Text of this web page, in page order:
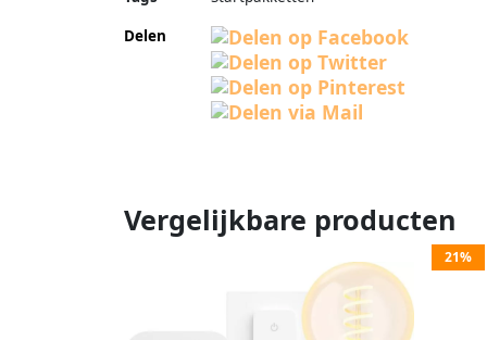
Delen
Vergelijkbare producten
21%